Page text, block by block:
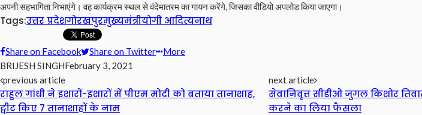
अपनी सहभागिता निभाएंगे। वह कार्यक्रम स्थल से वंदेमातरम का गायन करेंगे, जिसका वीडियो अपलोड किया जाएगा।
Tags:उत्तर प्रदेशगोरखपुरमुख्यमंत्रीयोगी आदित्यनाथ
Share on Facebook Share on Twitter
More
BRIJESH SINGHFebruary 3, 2021
previous article
राहुल गांधी ने इशारों-इशारों में पीएम मोदी को बताया तानाशाह,
ट्वीट किए 7 तानाशाहों के नाम
next article
सेवानिवृत्त सीडीओ जुगल किशोर
करने का लिया फैसला